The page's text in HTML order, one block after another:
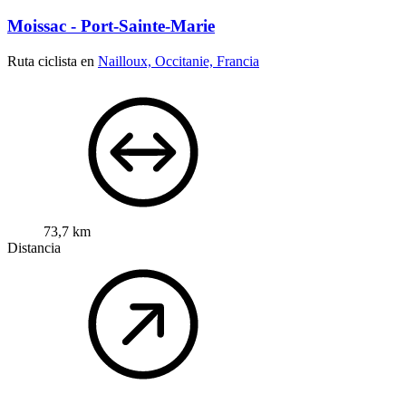
Moissac - Port-Sainte-Marie
Ruta ciclista en Nailloux, Occitanie, Francia
73,7 km
Distancia